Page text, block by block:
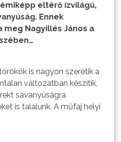
eltérő ízvilágú,
Ennek
Nagyillés János a
is nagyon szeretik a
változatban készítik,
savanyúságra
is találunk. A műfaj helyi